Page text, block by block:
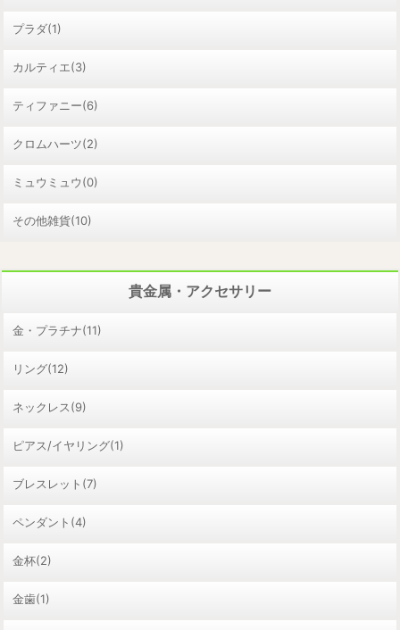
プラダ(1)
カルティエ(3)
ティファニー(6)
クロムハーツ(2)
ミュウミュウ(0)
その他雑貨(10)
貴金属・アクセサリー
金・プラチナ(11)
リング(12)
ネックレス(9)
ピアス/イヤリング(1)
ブレスレット(7)
ペンダント(4)
金杯(2)
金歯(1)